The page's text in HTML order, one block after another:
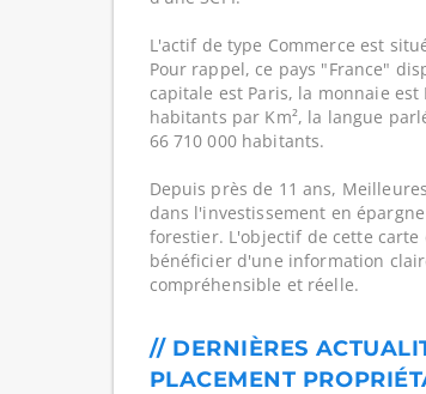
L'actif de type Commerce est
Pour rappel, ce pays "France"
capitale est Paris, la monnaie
habitants par Km², la langue
66 710 000 habitants.
Depuis près de 11 ans,
dans l'investissement en
forestier. L'objectif de cette
bénéficier d'une information
compréhensible et réelle.
// DERNIÈRES
PLACEMENT